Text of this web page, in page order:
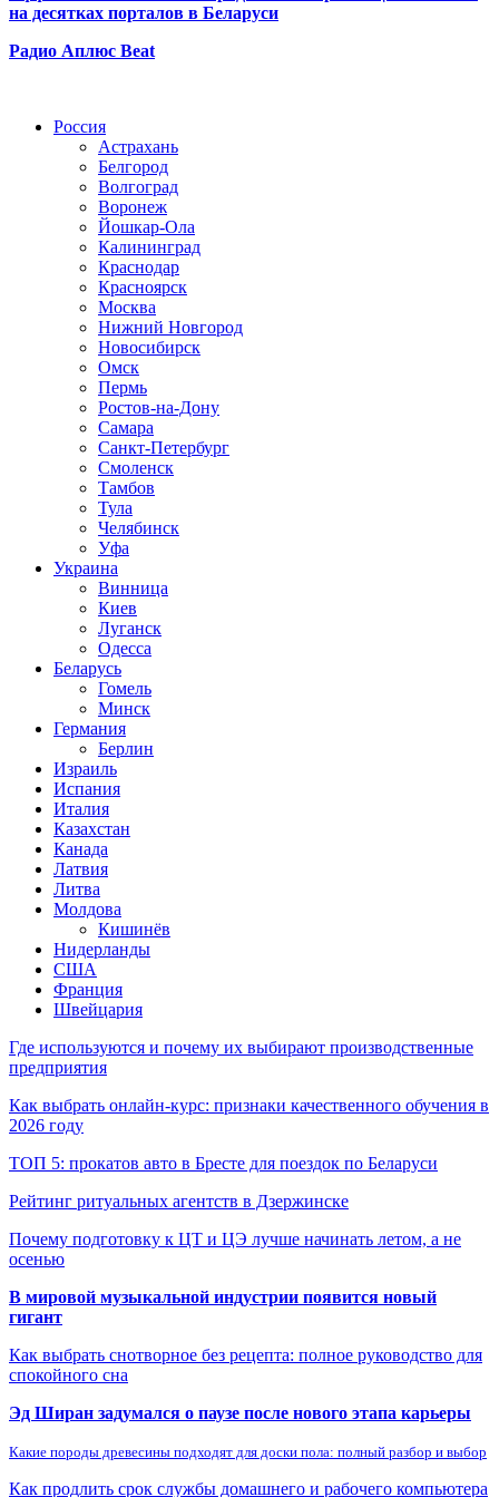
на десятках порталов в Беларуси
Радио Аплюс Beat
Россия
Астрахань
Белгород
Волгоград
Воронеж
Йошкар-Ола
Калининград
Краснодар
Красноярск
Москва
Нижний Новгород
Новосибирск
Омск
Пермь
Ростов-на-Дону
Самара
Санкт-Петербург
Смоленск
Тамбов
Тула
Челябинск
Уфа
Украина
Винница
Киев
Луганск
Одесса
Беларусь
Гомель
Минск
Германия
Берлин
Израиль
Испания
Италия
Казахстан
Канада
Латвия
Литва
Молдова
Кишинёв
Нидерланды
США
Франция
Швейцария
Где используются и почему их выбирают производственные
предприятия
Как выбрать онлайн-курс: признаки качественного обучения в
2026 году
ТОП 5: прокатов авто в Бресте для поездок по Беларуси
Рейтинг ритуальных агентств в Дзержинске
Почему подготовку к ЦТ и ЦЭ лучше начинать летом, а не
осенью
В мировой музыкальной индустрии появится новый
гигант
Как выбрать снотворное без рецепта: полное руководство для
спокойного сна
Эд Ширан задумался о паузе после нового этапа карьеры
Какие породы древесины подходят для доски пола: полный разбор и выбор
Как продлить срок службы домашнего и рабочего компьютера